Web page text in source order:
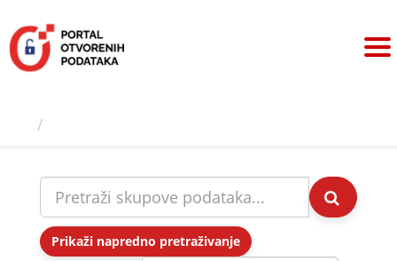
sadržaj
Prikaži napredno pretraživanje